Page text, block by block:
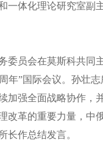
一体化理论研究室副
员会在莫斯科共同
年”国际会议。孙壮
强全面战略协作，
改革的重要力量，中
长作总结发言。